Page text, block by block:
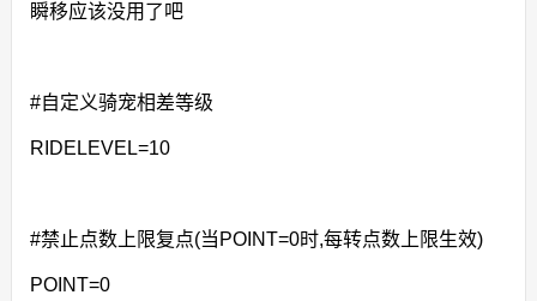
瞬移应该没用了吧
#自定义骑宠相差等级
RIDELEVEL=10
#禁止点数上限复点(当POINT=0时,每转点数上限生效)
POINT=0